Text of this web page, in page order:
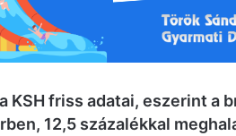
KSH friss adatai, eszerint a
12,5 százalékkal